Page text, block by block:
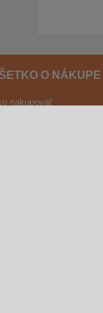
O NÁKUPE
nakupovať